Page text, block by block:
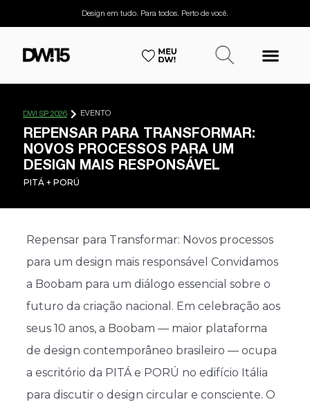
Design em tudo. Para todos. Perto de você.
DW! SP 2026 EVENTO
REPENSAR PARA TRANSFORMAR:
NOVOS PROCESSOS PARA UM
DESIGN MAIS RESPONSÁVEL
PITÁ + PORÚ
Repensar para Transformar: Novos processos
para um design mais responsável Convidamos
a Boobam para um diálogo essencial sobre o
futuro da criação nacional. Em celebração aos
seus 10 anos, a Boobam — maior plataforma
de design contemporâneo brasileiro — ocupa
a escritório da PITÁ e PORÚ no edifício Itália
para discutir o design circular e consciente. O